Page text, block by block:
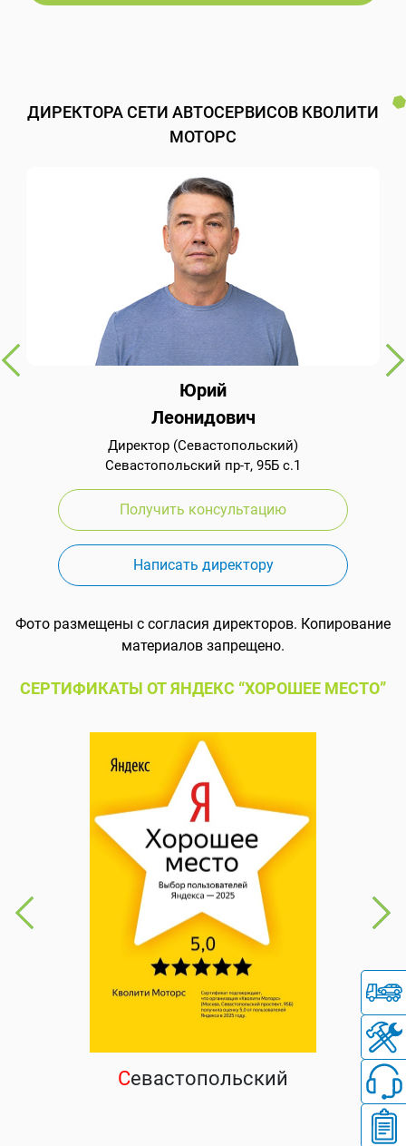
ДИРЕКТОРА СЕТИ АВТОСЕРВИСОВ КВОЛИТИ
МОТОРС
Юрий
Леонидович
Директор (Севастопольский)
Севастопольский пр-т, 95Б с.1
Получить консультацию
Написать директору
Фото размещены с согласия директоров. Копирование
материалов запрещено.
СЕРТИФИКАТЫ ОТ ЯНДЕКС “ХОРОШЕЕ МЕСТО”
Севастопольский